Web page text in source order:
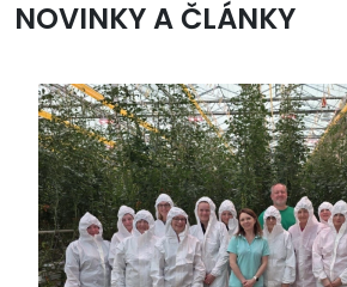
NOVINKY A ČLÁNKY